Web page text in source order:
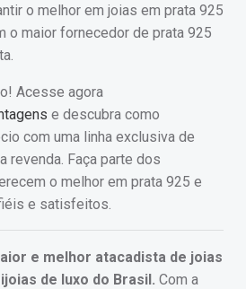
o melhor em joias em prata 925
o maior fornecedor de prata 925
Acesse agora
e descubra como
com uma linha exclusiva de
revenda. Faça parte dos
o melhor em prata 925 e
e satisfeitos.
e melhor atacadista de joias
de luxo do Brasil. Com a